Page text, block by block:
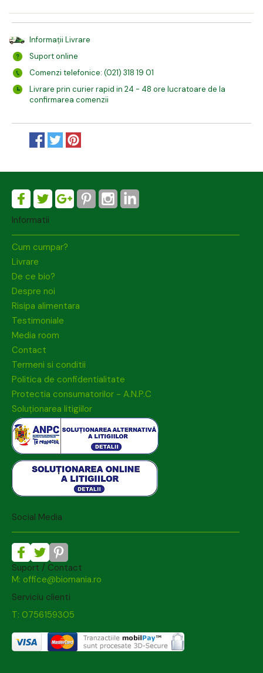
Informații Livrare
Suport online
Comenzi telefonice: (021) 318 19 01
Livrare prin curier rapid in 24 - 48 ore lucratoare de la
confirmarea comenzii
Informatii
Cum cumpar?
Livrare
De ce bio?
Despre noi
Risipa alimentara
Testimoniale
Media room
Contact
Termeni si conditii
Politica de confidentialitate
Protectia consumatorilor - A.N.P.C
Soluționarea litigiilor
Social Media
Suport / Contact
M: office@biomania.ro
Serviciu clienti
T: 0756159305